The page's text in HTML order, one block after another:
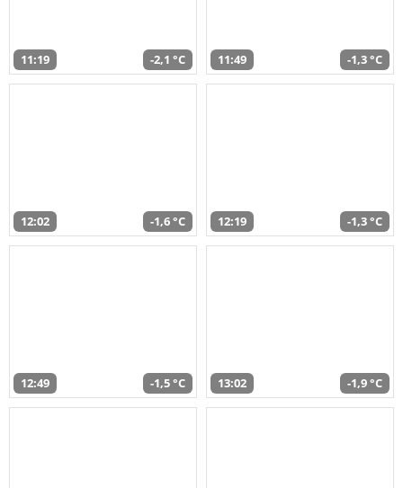
11:19 -2,1 °C 11:49 -1,3 °C
12:02 -1,6 °C 12:19 -1,3 °C
12:49 -1,5 °C 13:02 -1,9 °C